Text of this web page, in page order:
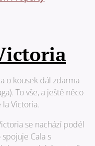
o kousek dál zdarma
To vše, a ještě něco
Victoria.
se nachází podél
Cala s